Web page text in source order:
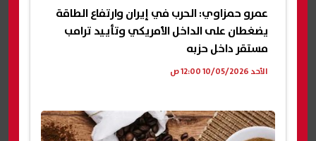
عمرو حمزاوي: الحرب في إيران وارتفاع الطاقة
يضغطان على الداخل الأمريكي وتأييد ترامب
مستقر داخل حزبه
الأحد 10/05/2026 12:00 ص